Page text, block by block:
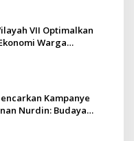
VII Optimalkan
Warga
Kampanye
Nurdin: Budaya
Bersama